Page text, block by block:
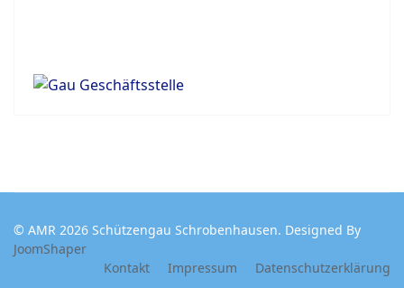
© AMR 2026 Schützengau Schrobenhausen. Designed By
JoomShaper
Kontakt
Impressum Datenschutzerklärung